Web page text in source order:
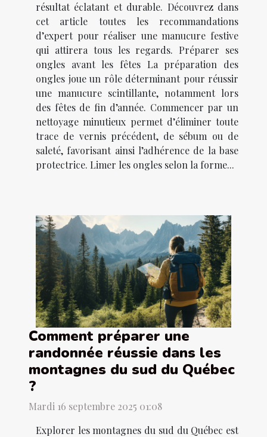
résultat éclatant et durable. Découvrez dans
cet article toutes les recommandations
d’expert pour réaliser une manucure festive
qui attirera tous les regards. Préparer ses
ongles avant les fêtes La préparation des
ongles joue un rôle déterminant pour réussir
une manucure scintillante, notamment lors
des fêtes de fin d’année. Commencer par un
nettoyage minutieux permet d’éliminer toute
trace de vernis précédent, de sébum ou de
saleté, favorisant ainsi l’adhérence de la base
protectrice. Limer les ongles selon la forme...
Comment préparer une
randonnée réussie dans les
montagnes du sud du Québec
?
Mardi 16 septembre 2025 01:08
Explorer les montagnes du sud du Québec est